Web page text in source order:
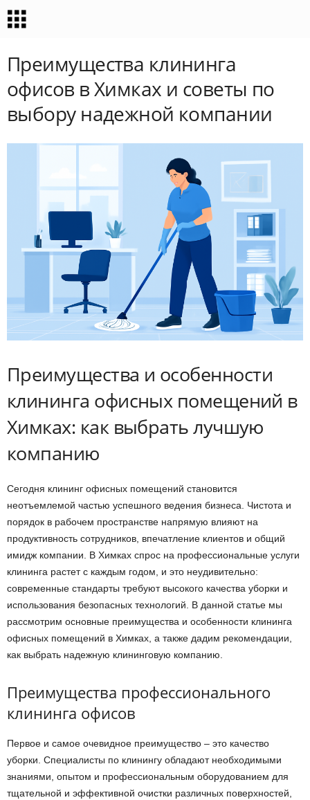
Преимущества клининга
офисов в Химках и советы по
выбору надежной компании
Преимущества и особенности
клининга офисных помещений в
Химках: как выбрать лучшую
компанию
Сегодня клининг офисных помещений становится
неотъемлемой частью успешного ведения бизнеса. Чистота и
порядок в рабочем пространстве напрямую влияют на
продуктивность сотрудников, впечатление клиентов и общий
имидж компании. В Химках спрос на профессиональные услуги
клининга растет с каждым годом, и это неудивительно:
современные стандарты требуют высокого качества уборки и
использования безопасных технологий. В данной статье мы
рассмотрим основные преимущества и особенности клининга
офисных помещений в Химках, а также дадим рекомендации,
как выбрать надежную клининговую компанию.
Преимущества профессионального
клининга офисов
Первое и самое очевидное преимущество – это качество
уборки. Специалисты по клинингу обладают необходимыми
знаниями, опытом и профессиональным оборудованием для
тщательной и эффективной очистки различных поверхностей,